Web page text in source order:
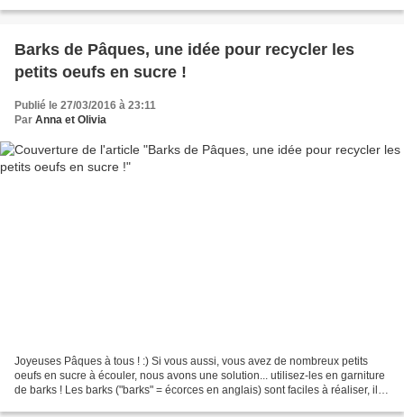
Barks de Pâques, une idée pour recycler les
petits oeufs en sucre !
Publié le 27/03/2016 à 23:11
Par Anna et Olivia
Joyeuses Pâques à tous ! :) Si vous aussi, vous avez de nombreux petits
oeufs en sucre à écouler, nous avons une solution... utilisez-les en garniture
de barks ! Les barks ("barks" = écorces en anglais) sont faciles à réaliser, il